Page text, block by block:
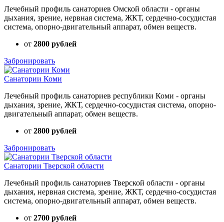
Лечебный профиль санаториев Омской области - органы
дыхания, зрение, нервная система, ЖКТ, сердечно-сосудистая
система, опорно-двигательный аппарат, обмен веществ.
от 2800 рублей
Забронировать
Санатории Коми
Лечебный профиль санаториев республики Коми - органы
дыхания, зрение, ЖКТ, сердечно-сосудистая система, опорно-
двигательный аппарат, обмен веществ.
от 2800 рублей
Забронировать
Санатории Тверской области
Лечебный профиль санаториев Тверской области - органы
дыхания, нервная система, зрение, ЖКТ, сердечно-сосудистая
система, опорно-двигательный аппарат, обмен веществ.
от 2700 рублей